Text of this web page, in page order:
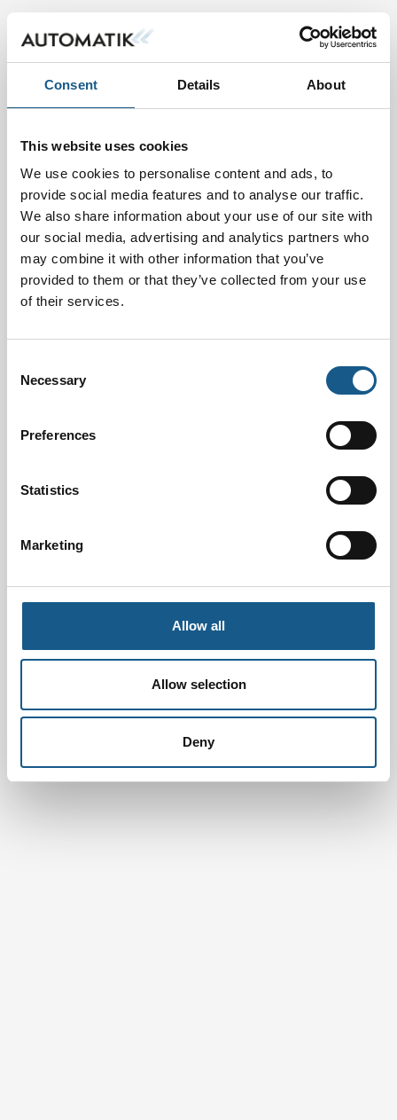
Consent Details About
This website uses cookies
We use cookies to personalise content and ads, to
provide social media features and to analyse our traffic.
We also share information about your use of our site with
our social media, advertising and analytics partners who
may combine it with other information that you’ve
provided to them or that they’ve collected from your use
of their services.
Selection
Necessary
Preferences
Statistics
Marketing
Allow all
Allow selection
Deny